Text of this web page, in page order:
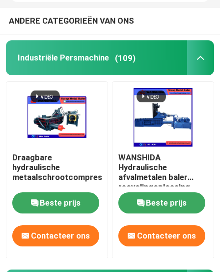
schrootmaalmachine
ANDERE CATEGORIEËN VAN ONS
Industriële Persmachine (109)
Draagbare
hydraulische
metaalschrootcompressor
Beste prijs
Contacteer ons
WANSHIDA
Hydraulische
afvalmetalen baler
recyclingoplossing.
Beste prijs
Contacteer ons